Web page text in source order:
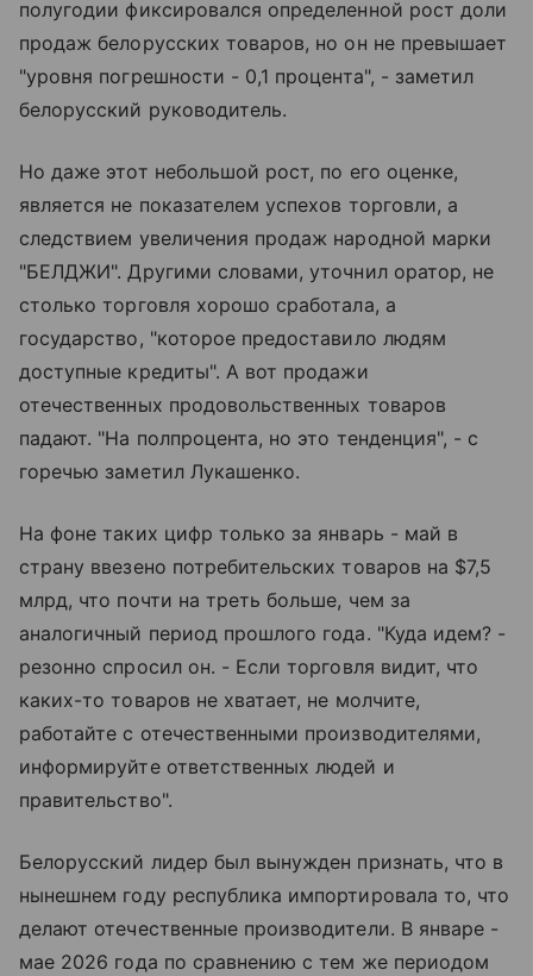
полугодии фиксировался определенной рост доли
продаж белорусских товаров, но он не превышает
"уровня погрешности - 0,1 процента", - заметил
белорусский руководитель.
Но даже этот небольшой рост, по его оценке,
является не показателем успехов торговли, а
следствием увеличения продаж народной марки
"БЕЛДЖИ". Другими словами, уточнил оратор, не
столько торговля хорошо сработала, а
государство, "которое предоставило людям
доступные кредиты". А вот продажи
отечественных продовольственных товаров
падают. "На полпроцента, но это тенденция", - с
горечью заметил Лукашенко.
На фоне таких цифр только за январь - май в
страну ввезено потребительских товаров на $7,5
млрд, что почти на треть больше, чем за
аналогичный период прошлого года. "Куда идем? -
резонно спросил он. - Если торговля видит, что
каких-то товаров не хватает, не молчите,
работайте с отечественными производителями,
информируйте ответственных людей и
правительство".
Белорусский лидер был вынужден признать, что в
нынешнем году республика импортировала то, что
делают отечественные производители. В январе -
мае 2026 года по сравнению с тем же периодом